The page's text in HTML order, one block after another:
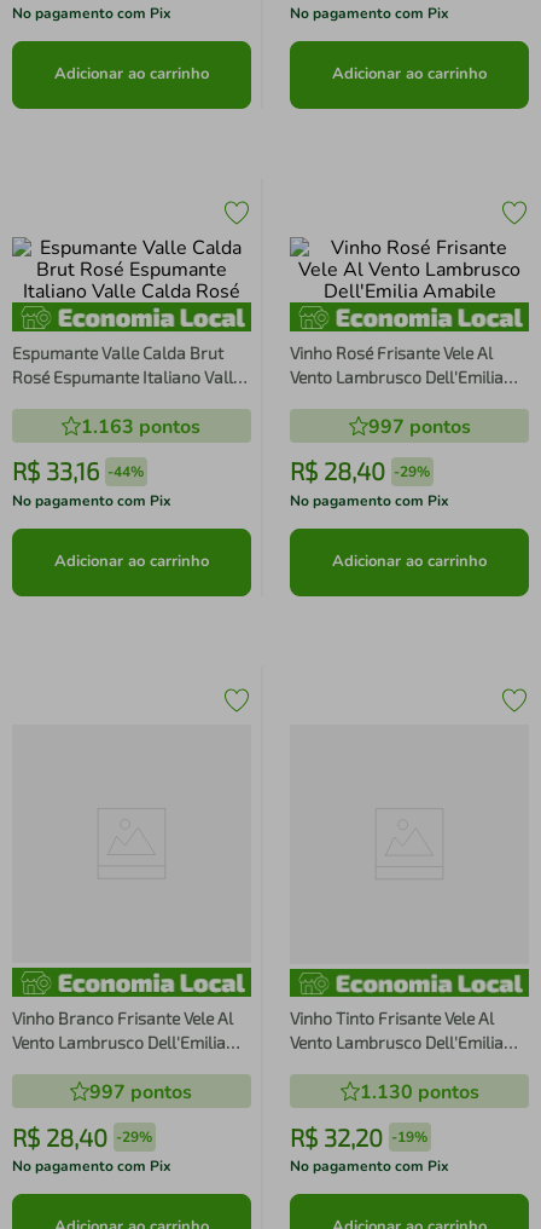
No pagamento com Pix
Adicionar ao carrinho
No pagamento com Pix
Adicionar ao carrinho
Espumante Valle Calda Brut
Rosé Espumante Italiano Valle
1.163 pontos
R$ 33,16 -44%
No pagamento com Pix
Adicionar ao carrinho
Vinho Rosé Frisante Vele Al
Vento Lambrusco Dell'Emilia
997 pontos
R$ 28,40 -29%
No pagamento com Pix
Adicionar ao carrinho
Vinho Branco Frisante Vele Al
Vento Lambrusco Dell'Emilia
997 pontos
R$ 28,40 -29%
No pagamento com Pix
Vinho Tinto Frisante Vele Al
Vento Lambrusco Dell'Emilia
1.130 pontos
R$ 32,20 -19%
No pagamento com Pix